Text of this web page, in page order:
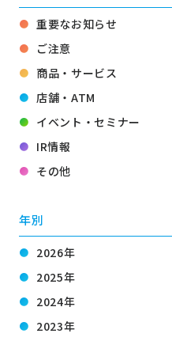
重要なお知らせ
ご注意
商品・サービス
店舗・ATM
イベント・セミナー
IR情報
その他
年別
2026年
2025年
2024年
2023年